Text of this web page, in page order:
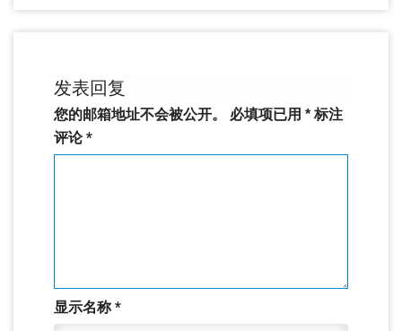
发表回复
您的邮箱地址不会被公开。 必填项已用 * 标注
评论*
显示名称*